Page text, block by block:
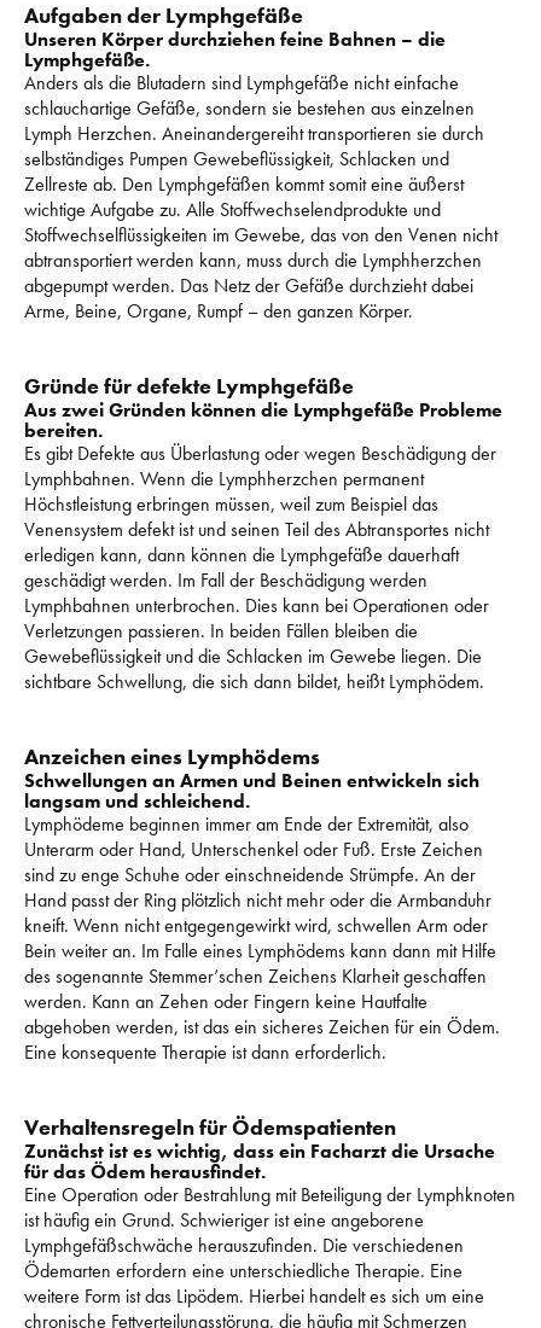
Aufgaben der Lymphgefäße
Unseren Körper durchziehen feine Bahnen – die
Lymphgefäße.
Anders als die Blutadern sind Lymphgefäße nicht einfache
schlauchartige Gefäße, sondern sie bestehen aus einzelnen
Lymph Herzchen. Aneinandergereiht transportieren sie durch
selbständiges Pumpen Gewebeflüssigkeit, Schlacken und
Zellreste ab. Den Lymphgefäßen kommt somit eine äußerst
wichtige Aufgabe zu. Alle Stoffwechselendprodukte und
Stoffwechselflüssigkeiten im Gewebe, das von den Venen nicht
abtransportiert werden kann, muss durch die Lymphherzchen
abgepumpt werden. Das Netz der Gefäße durchzieht dabei
Arme, Beine, Organe, Rumpf – den ganzen Körper.
Gründe für defekte Lymphgefäße
Aus zwei Gründen können die Lymphgefäße Probleme
bereiten.
Es gibt Defekte aus Überlastung oder wegen Beschädigung der
Lymphbahnen. Wenn die Lymphherzchen permanent
Höchstleistung erbringen müssen, weil zum Beispiel das
Venensystem defekt ist und seinen Teil des Abtransportes nicht
erledigen kann, dann können die Lymphgefäße dauerhaft
geschädigt werden. Im Fall der Beschädigung werden
Lymphbahnen unterbrochen. Dies kann bei Operationen oder
Verletzungen passieren. In beiden Fällen bleiben die
Gewebeflüssigkeit und die Schlacken im Gewebe liegen. Die
sichtbare Schwellung, die sich dann bildet, heißt Lymphödem.
Anzeichen eines Lymphödems
Schwellungen an Armen und Beinen entwickeln sich
langsam und schleichend.
Lymphödeme beginnen immer am Ende der Extremität, also
Unterarm oder Hand, Unterschenkel oder Fuß. Erste Zeichen
sind zu enge Schuhe oder einschneidende Strümpfe. An der
Hand passt der Ring plötzlich nicht mehr oder die Armbanduhr
kneift. Wenn nicht entgegengewirkt wird, schwellen Arm oder
Bein weiter an. Im Falle eines Lymphödems kann dann mit Hilfe
des sogenannte Stemmer‘schen Zeichens Klarheit geschaffen
werden. Kann an Zehen oder Fingern keine Hautfalte
Eine konsequente Therapie ist dann erforderlich.
Verhaltensregeln für Ödemspatienten
Zunächst ist es wichtig, dass ein Facharzt die Ursache
für das Ödem herausfindet.
Eine Operation oder Bestrahlung mit Beteiligung der Lymphknoten
ist häufig ein Grund. Schwieriger ist eine angeborene
Lymphgefäßschwäche herauszufinden. Die verschiedenen
Ödemarten erfordern eine unterschiedliche Therapie. Eine
weitere Form ist das Lipödem. Hierbei handelt es sich um eine
chronische Fettverteilungsstörung, die häufig mit Schmerzen